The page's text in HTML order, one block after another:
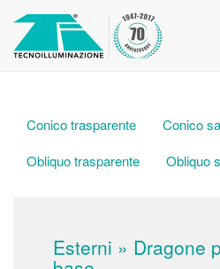
Conico trasparente
Conico
Obliquo trasparente
Obliquo
Esterni » Dragone